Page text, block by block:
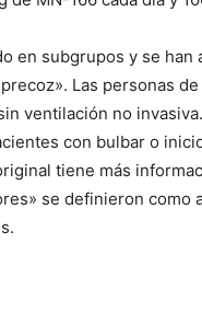
en subgrupos y se han
Las personas
ventilación no invasiva.
con bulbar o
tiene más
se definieron como